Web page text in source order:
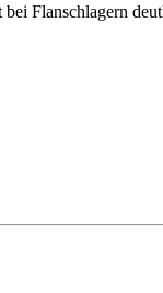
Flanschlagern